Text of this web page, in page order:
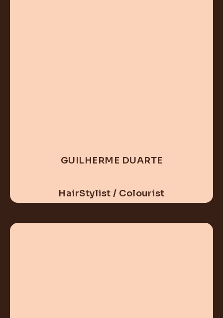
GUILHERME DUARTE
HairStylist / Colourist